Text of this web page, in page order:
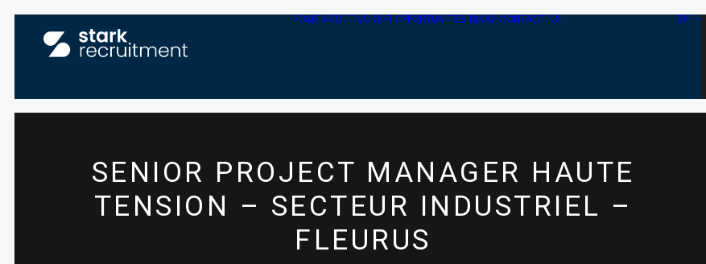
HOME ABOUT US OUR OPPORTUNITIES BLOG CONTACT US EN
SENIOR PROJECT MANAGER HAUTE
TENSION – SECTEUR INDUSTRIEL –
FLEURUS